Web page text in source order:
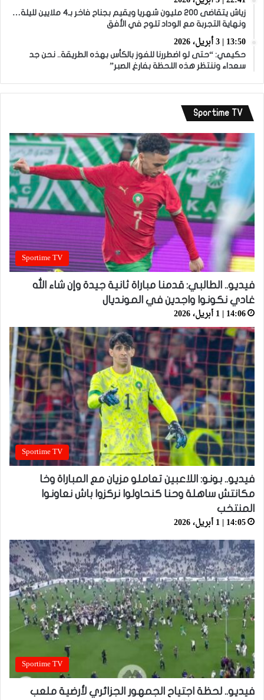
زياش يتقاضى 200 مليون شهريا ويقيم بجناح فاخر بـ4 ملايين لليلة…
ونهاية التجربة مع الوداد تلوح في الأفق
13:50 | 3 أبريل، 2026
حكيمي: “حتى لو اضطررنا للفوز بالكأس بهذه الطريقة.. نحن جد
سعداء وننتظر هذه اللحظة بفارغ الصبر”
Sportime TV
Sportime TV
فيديو.. الطالبي: قدمنا مباراة ثانية جيدة وإن شاء الله
غادي نكونوا واجدين في المونديال
14:06 | 1 أبريل، 2026
Sportime TV
فيديو.. بونو: اللاعبين تعاملو مزيان مع المباراة وخا
مكانتش ساهلة وحنا كنحاولوا نركزوا باش نعاونوا
المنتخب
14:05 | 1 أبريل، 2026
Sportime TV
فيديو.. لحظة اجتياح الجمهور الجزائري لأرضية ملعب